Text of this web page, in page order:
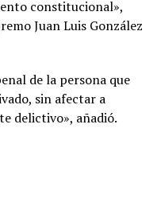
constitucional»,
Juan Luis González
de la persona que
sin afectar a
delictivo», añadió.